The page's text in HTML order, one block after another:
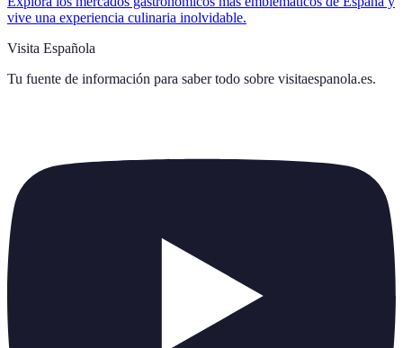
vive una experiencia culinaria inolvidable.
Visita Española
Tu fuente de información para saber todo sobre visitaespanola.es.